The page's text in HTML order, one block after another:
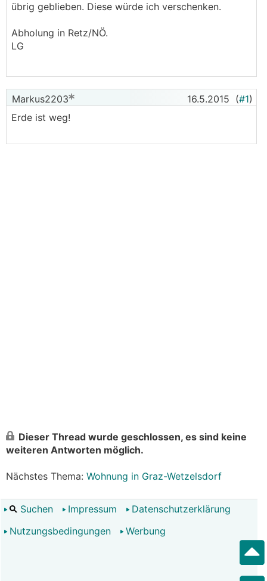
übrig geblieben. Diese würde ich verschenken.
Abholung in Retz/NÖ.
LG
Markus2203 16.5.2015 (#1)
Erde ist weg!
Dieser Thread wurde geschlossen, es sind keine
weiteren Antworten möglich.
Nächstes Thema: Wohnung in Graz-Wetzelsdorf
Suchen Impressum
Datenschutzerklärung
Nutzungsbedingungen
Werbung